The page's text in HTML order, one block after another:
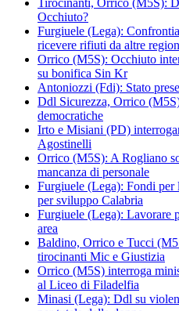
Tirocinanti, Orrico (M5S):
Occhiuto?
Furgiuele (Lega):
ricevere rifiuti da altre
Orrico (M5S): Occhiuto
su bonifica Sin Kr
Antoniozzi (Fdi): Stato
Ddl Sicurezza, Orrico
democratiche
Irto e Misiani (PD)
Agostinelli
Orrico (M5S): A Rogliano
mancanza di personale
Furgiuele (Lega): Fondi per
per sviluppo Calabria
Furgiuele (Lega): Lavorare
area
Baldino, Orrico e Tucci
tirocinanti Mic e Giustizia
Orrico (M5S) interroga
al Liceo di Filadelfia
Minasi (Lega): Ddl su